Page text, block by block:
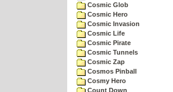
Cosmic Glob
Cosmic Hero
Cosmic Invasion
Cosmic Life
Cosmic Pirate
Cosmic Tunnels
Cosmic Zap
Cosmos Pinball
Cosmy Hero
Count Down